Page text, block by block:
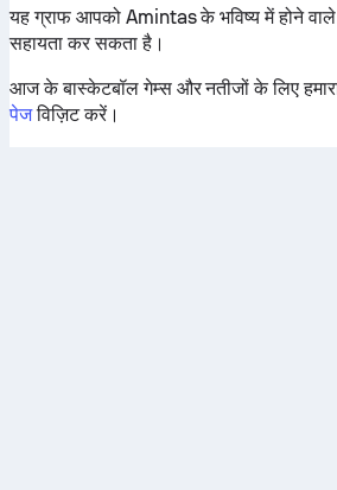
यह ग्राफ आपको Amintas के भविष्य में होने
सहायता कर सकता है।
आज के बास्केटबॉल गेम्स और नतीजों के लिए
पेजविज़िट करें।